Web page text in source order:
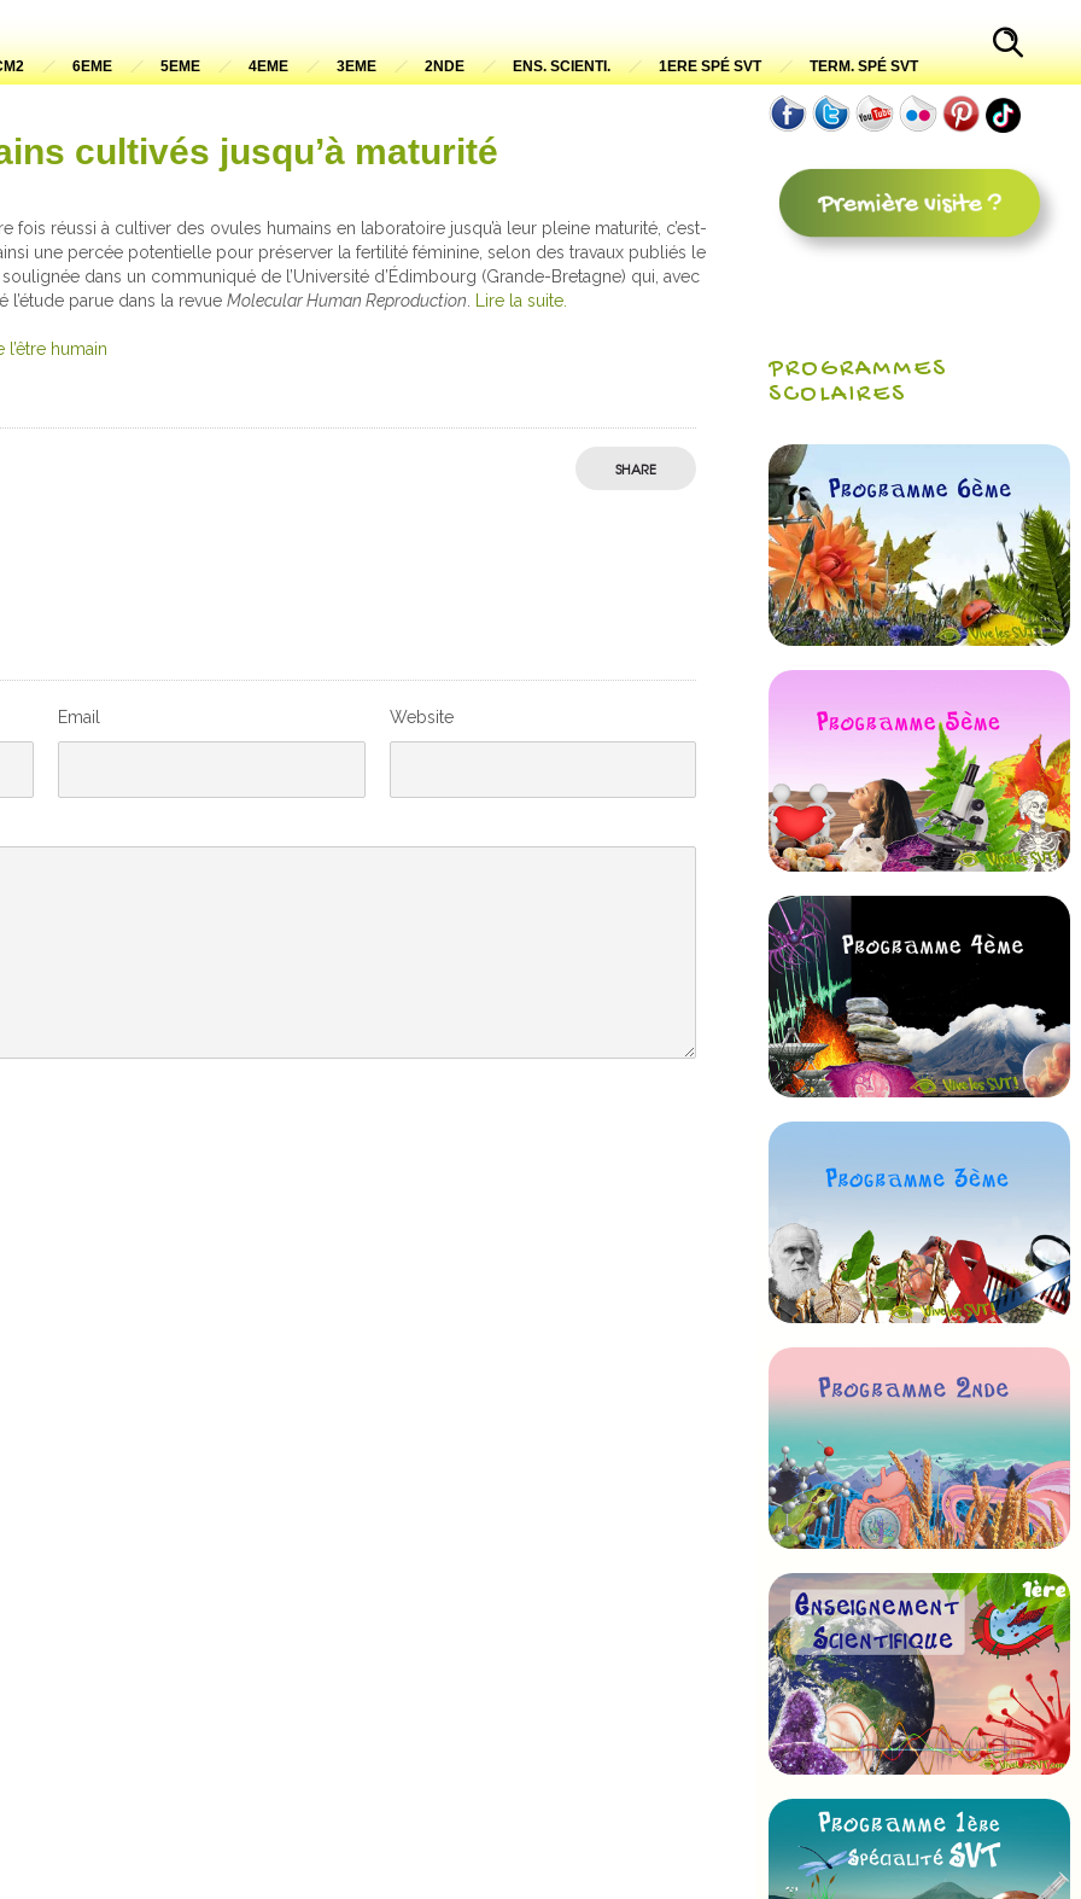
6EME 5EME 4EME 3EME 2NDE ENS. SCIENTI. 1ERE SPÉ SVT
TERM. SPÉ SVT
cultivés jusqu’à maturité
fois réussi à cultiver des ovules humains en laboratoire jusqu’à leur pleine maturité, c’est-
une percée potentielle pour préserver la fertilité féminine, selon des travaux publiés le
dans un communiqué de l’Université d’Édimbourg (Grande-Bretagne) qui, avec
l’étude parue dans la revueMolecular Human Reproduction Lire la suite.
humain
SHARE
Email Website
PROGRAMMES
SCOLAIRES